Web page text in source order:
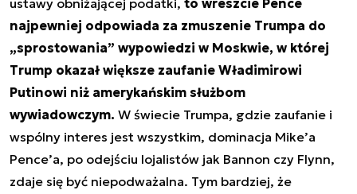
najpewniej odpowiada za zmuszenie Trumpa do
„sprostowania” wypowiedzi w Moskwie, w której
Trump okazał większe zaufanie Władimirowi
Putinowi niż amerykańskim służbom
wywiadowczym. W świecie Trumpa, gdzie zaufanie i
wspólny interes jest wszystkim, dominacja Mike’a
Pence’a, po odejściu lojalistów jak Bannon czy Flynn,
zdaje się być niepodważalna. Tym bardziej, że